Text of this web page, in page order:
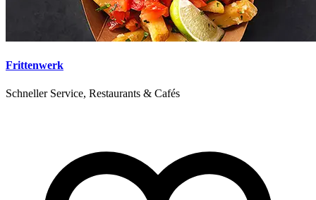
Frittenwerk
Schneller Service, Restaurants & Cafés